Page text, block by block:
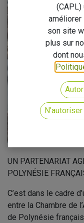
UN PARTENARIAT
POLYNÉSIE
C’est dans le cadre
entre la Chambre de
de Polynésie
améliorer
son site
plus sur
dont